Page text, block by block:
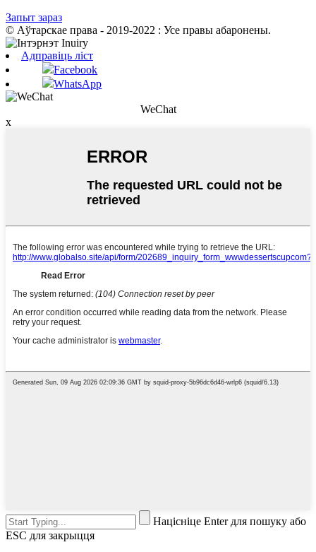
Запыт зараз
© Аўтарскае права - 2019-2022 : Усе правы абаронены.
Адправіць ліст
Facebook
WhatsApp
WeChat
x
Націсніце Enter для пошуку або
ESC для закрыцця